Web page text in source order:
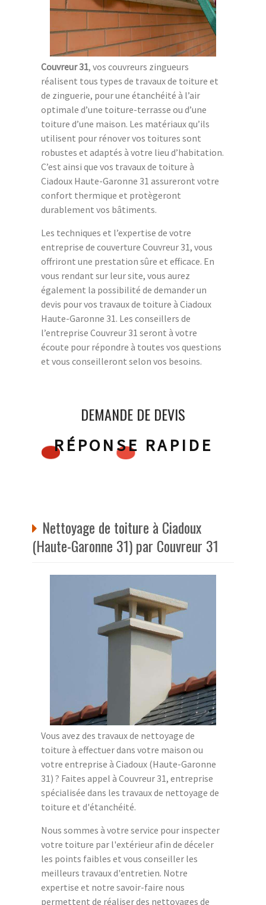
Couvreur 31, vos couvreurs zingueurs
réalisent tous types de travaux de toiture et
de zinguerie, pour une étanchéité à l’air
optimale d’une toiture-terrasse ou d’une
toiture d’une maison. Les matériaux qu’ils
utilisent pour rénover vos toitures sont
robustes et adaptés à votre lieu d’habitation.
C’est ainsi que vos travaux de toiture à
Ciadoux Haute-Garonne 31 assureront votre
confort thermique et protègeront
durablement vos bâtiments.
Les techniques et l’expertise de votre
entreprise de couverture Couvreur 31, vous
offriront une prestation sûre et efficace. En
vous rendant sur leur site, vous aurez
également la possibilité de demander un
devis pour vos travaux de toiture à Ciadoux
Haute-Garonne 31. Les conseillers de
l’entreprise Couvreur 31 seront à votre
écoute pour répondre à toutes vos questions
et vous conseilleront selon vos besoins.
DEMANDE DE DEVIS
RÉPONSE RAPIDE
Nettoyage de toiture à Ciadoux
(Haute-Garonne 31) par Couvreur 31
Vous avez des travaux de nettoyage de
toiture à effectuer dans votre maison ou
votre entreprise à Ciadoux (Haute-Garonne
31) ? Faites appel à Couvreur 31, entreprise
spécialisée dans les travaux de nettoyage de
toiture et d'étanchéité.
Nous sommes à votre service pour inspecter
votre toiture par l'extérieur afin de déceler
les points faibles et vous conseiller les
meilleurs travaux d'entretien. Notre
expertise et notre savoir-faire nous
permettent de réaliser des nettoyages de